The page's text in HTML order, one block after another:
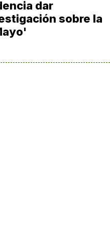
dar
sobre la